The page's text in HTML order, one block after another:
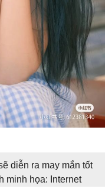
diễn ra may mắn tốt
minh họa: Internet